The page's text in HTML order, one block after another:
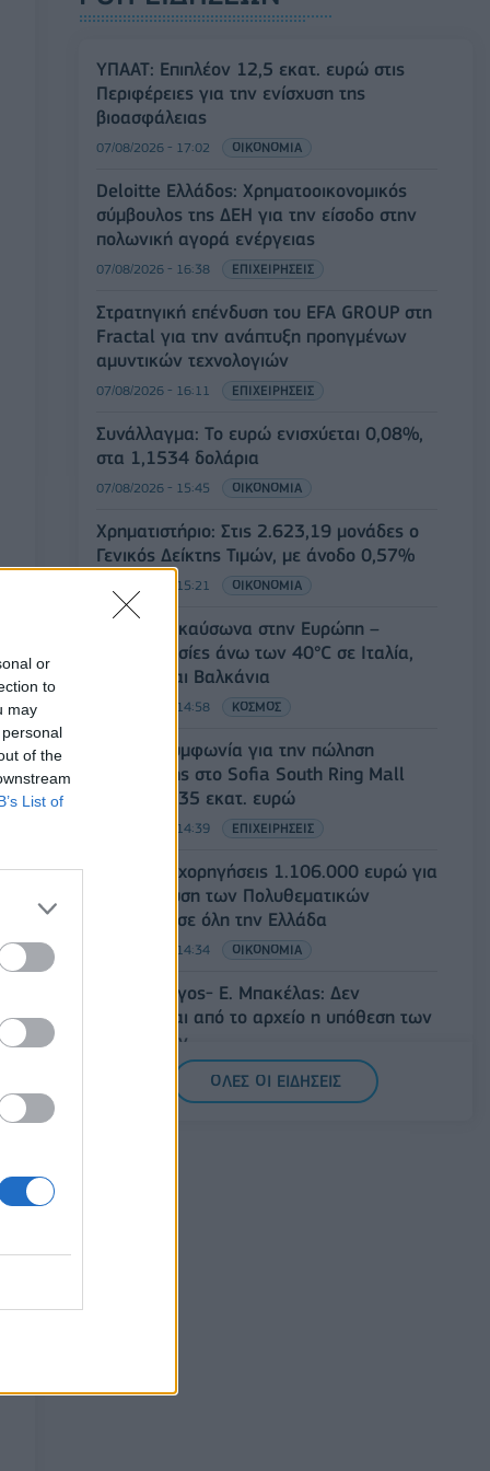
or
to
may
of the
List of
ΥΠΑΑΤ: Επιπλέον 12,5 εκατ. ευρώ στις
Περιφέρειες για την ενίσχυση της
βιοασφάλειας
07/08/2026 - 17:02 ΟΙΚΟΝΟΜΙΑ
Deloitte Ελλάδος: Χρηματοοικονομικός
σύμβουλος της ΔΕΗ για την είσοδο στην
πολωνική αγορά ενέργειας
07/08/2026 - 16:38 ΕΠΙΧΕΙΡΗΣΕΙΣ
Στρατηγική επένδυση του EFA GROUP στη
Fractal για την ανάπτυξη προηγμένων
αμυντικών τεχνολογιών
07/08/2026 - 16:11 ΕΠΙΧΕΙΡΗΣΕΙΣ
Συνάλλαγμα: Το ευρώ ενισχύεται 0,08%,
στα 1,1534 δολάρια
07/08/2026 - 15:45 ΟΙΚΟΝΟΜΙΑ
Χρηματιστήριο: Στις 2.623,19 μονάδες ο
Γενικός Δείκτης Τιμών, με άνοδο 0,57%
07/08/2026 - 15:21 ΟΙΚΟΝΟΜΙΑ
Νέο κύμα καύσωνα στην Ευρώπη –
Θερμοκρασίες άνω των 40°C σε Ιταλία,
Ισπανία και Βαλκάνια
07/08/2026 - 14:58 ΚΟΣΜΟΣ
Fourlis: Συμφωνία για την πώληση
συμμετοχής στο Sofia South Ring Mall
έναντι 49,35 εκατ. ευρώ
07/08/2026 - 14:39 ΕΠΙΧΕΙΡΗΣΕΙΣ
ΥΠΠΟ: Επιχορηγήσεις 1.106.000 ευρώ για
την ενίσχυση των Πολυθεματικών
Φεστιβάλ σε όλη την Ελλάδα
07/08/2026 - 14:34 ΟΙΚΟΝΟΜΙΑ
Άρειος Πάγος- Ε. Μπακέλας: Δεν
ανασύρεται από το αρχείο η υπόθεση των
υποκλοπών
07/08/2026 - 14:11
ΟΛΕΣ ΟΙ ΕΙΔΗΣΕΙΣ